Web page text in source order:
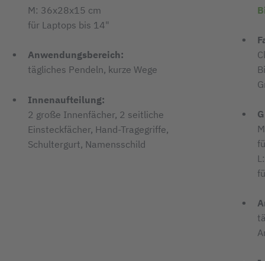
M: 36x28x15 cm
für Laptops bis 14"
Anwendungsbereich:
tägliches Pendeln, kurze Wege
Innenaufteilung:
2 große Innenfächer, 2 seitliche
Einsteckfächer, Hand-Tragegriffe,
Schultergurt, Namensschild